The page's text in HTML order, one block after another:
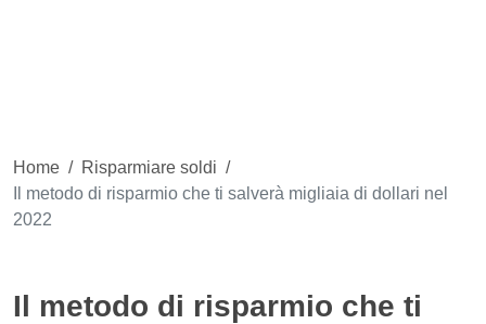
Home / Risparmiare soldi /
Il metodo di risparmio che ti salverà migliaia di dollari nel
2022
Il metodo di risparmio che ti